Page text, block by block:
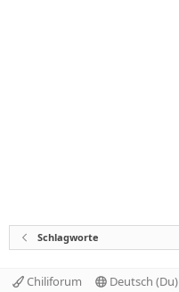
Schlagworte
Chiliforum
Deutsch (Du)